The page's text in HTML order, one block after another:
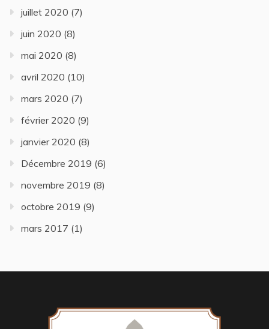
juillet 2020 (7)
juin 2020 (8)
mai 2020 (8)
avril 2020 (10)
mars 2020 (7)
février 2020 (9)
janvier 2020 (8)
Décembre 2019 (6)
novembre 2019 (8)
octobre 2019 (9)
mars 2017 (1)